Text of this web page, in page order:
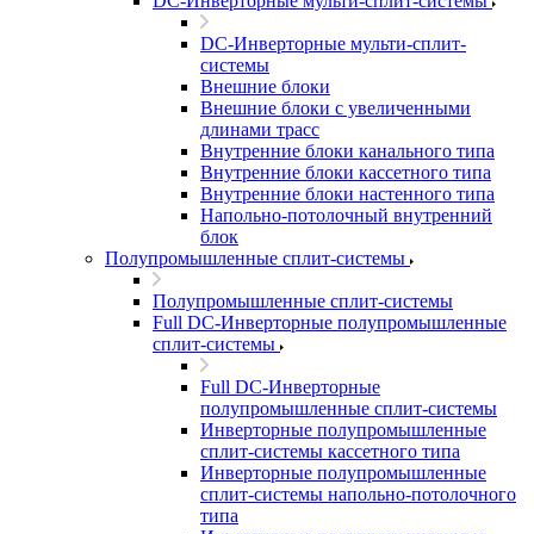
DC-Инверторные мульти-сплит-
системы
Внешние блоки
Внешние блоки с увеличенными
длинами трасс
Внутренние блоки канального типа
Внутренние блоки кассетного типа
Внутренние блоки настенного типа
Напольно-потолочный внутренний
блок
Полупромышленные сплит-системы
Полупромышленные сплит-системы
Full DC-Инверторные полупромышленные
сплит-системы
Full DC-Инверторные
полупромышленные сплит-системы
Инверторные полупромышленные
сплит-системы кассетного типа
Инверторные полупромышленные
сплит-системы напольно-потолочного
типа